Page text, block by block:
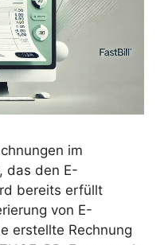
im
das den E-
bereits erfüllt
von E-
erstellte Rechnung